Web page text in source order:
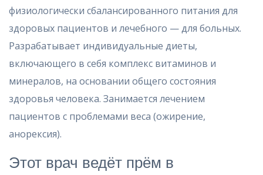
физиологически сбалансированного питания для
здоровых пациентов и лечебного — для больных.
Разрабатывает индивидуальные диеты,
включающего в себя комплекс витаминов и
минералов, на основании общего состояния
здоровья человека. Занимается лечением
пациентов с проблемами веса (ожирение,
анорексия).
Этот врач ведёт прём в